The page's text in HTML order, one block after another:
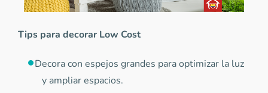
Tips para decorar Low Cost
Decora con espejos grandes para optimizar la luz
y ampliar espacios.